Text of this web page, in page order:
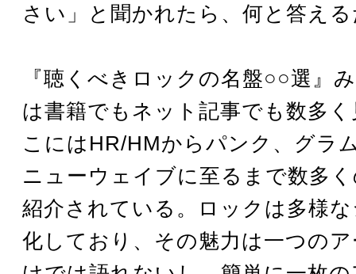
さい」と聞かれたら、何と答え
『聴くべきロックの名盤○○選』
は書籍でもネット記事でも数多
こにはHR/HMからパンク、グラ
ニューウェイブに至るまで数多
紹介されている。ロックは多様
化しており、その魅力は一つの